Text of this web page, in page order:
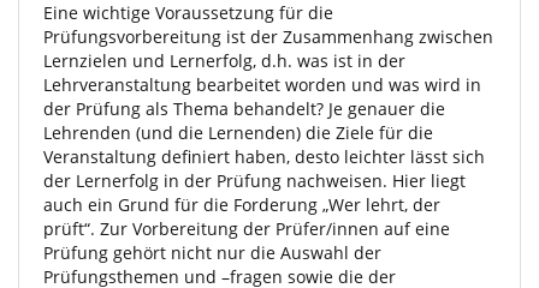
Eine wichtige Voraussetzung für die
Prüfungsvorbereitung ist der Zusammenhang zwischen
Lernzielen und Lernerfolg, d.h. was ist in der
Lehrveranstaltung bearbeitet worden und was wird in
der Prüfung als Thema behandelt? Je genauer die
Lehrenden (und die Lernenden) die Ziele für die
Veranstaltung definiert haben, desto leichter lässt sich
der Lernerfolg in der Prüfung nachweisen. Hier liegt
auch ein Grund für die Forderung „Wer lehrt, der
prüft“. Zur Vorbereitung der Prüfer/innen auf eine
Prüfung gehört nicht nur die Auswahl der
Prüfungsthemen und –fragen sowie die der